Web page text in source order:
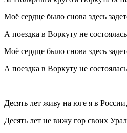
Моё сердце было снова здесь
А поездка в Воркуту не
Моё сердце было снова здесь
А поездка в Воркуту не
Десять лет живу на юге я в России,
Десять лет не вижу гор своих